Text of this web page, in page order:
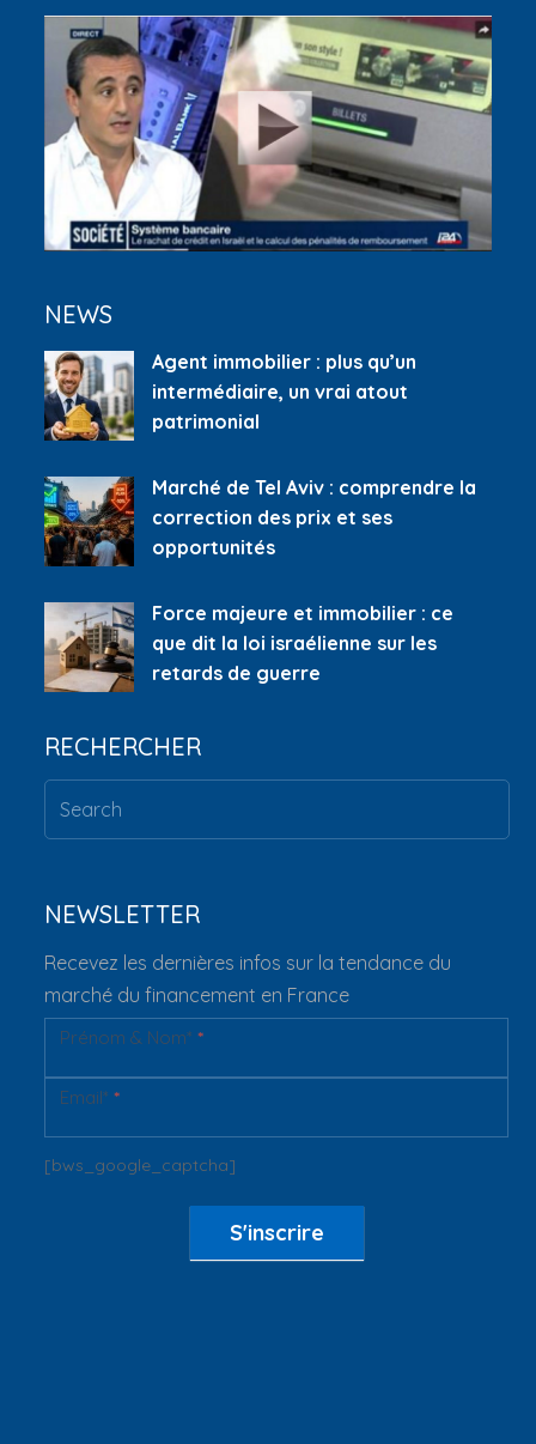
NEWS
Agent immobilier : plus qu’un
intermédiaire, un vrai atout
patrimonial
Marché de Tel Aviv : comprendre la
correction des prix et ses
opportunités
Force majeure et immobilier : ce
que dit la loi israélienne sur les
retards de guerre
RECHERCHER
NEWSLETTER
Recevez les dernières infos sur la tendance du
marché du financement en France
Newsletter
Prénom & Nom**
Email**
[bws_google_captcha]
S'inscrire